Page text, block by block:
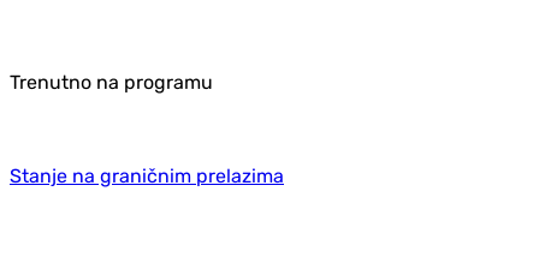
Trenutno na programu
Stanje na graničnim prelazima